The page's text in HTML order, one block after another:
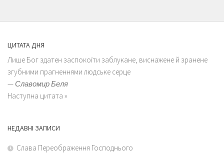
ЦИТАТА ДНЯ
Лише Бог здатен заспокоїти заблукане, виснажене й зранене
згубними прагненнями людське серце
— Славомир Беля
Наступна цитата »
НЕДАВНІ ЗАПИСИ
Слава Переображення Господнього